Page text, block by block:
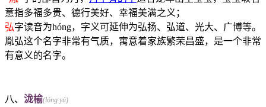
意指多福多贵、德行美好、幸福美满之义；
弘字读音为hóng，字义可延伸为弘扬、弘道、光大、广博等。
胤弘这个名字非常有气质，寓意着家族繁荣昌盛，是一个非常
有意义的名字。
八、 泷榆(lóng yú)